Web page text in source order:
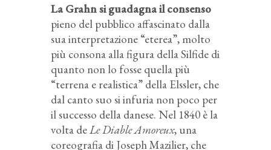
La Grahn si guadagna il consenso
pieno del pubblico affascinato dalla
sua interpretazione “eterea”, molto
più consona alla figura della Silfide di
quanto non lo fosse quella più
“terrena e realistica” della Elssler, che
dal canto suo si infuria non poco per
il successo della danese. Nel 1840 è la
volta deLe Diable Amoreux, una
coreografia di Joseph Mazilier, che